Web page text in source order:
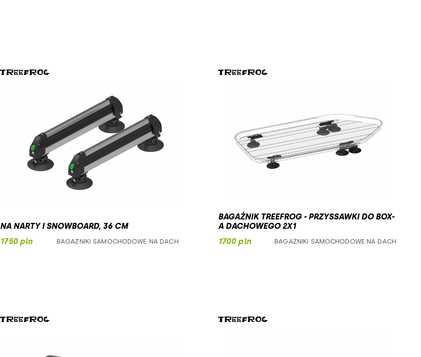
NA NARTY I SNOWBOARD, 36 CM
1750 pln
BAGAŻNIKI SAMOCHODOWE NA DACH
BAGAŻNIK TREEFROG - PRZYSSAWKI DO BOX-
A DACHOWEGO 2X1
1700 pln
BAGAŻNIKI SAMOCHODOWE NA DACH